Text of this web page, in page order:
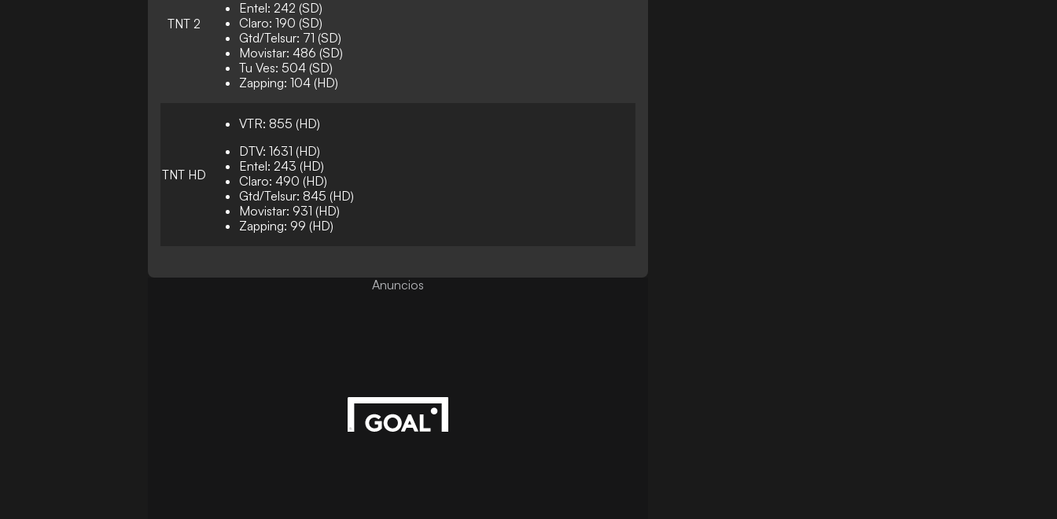
TNT 2
Entel: 242 (SD)
Claro: 190 (SD)
Gtd/Telsur: 71 (SD)
Movistar: 486 (SD)
Tu Ves: 504 (SD)
Zapping: 104 (HD)
TNT HD
VTR: 855 (HD)
DTV: 1631 (HD)
Entel: 243 (HD)
Claro: 490 (HD)
Gtd/Telsur: 845 (HD)
Movistar: 931 (HD)
Zapping: 99 (HD)
Anuncios